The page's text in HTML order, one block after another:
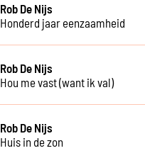
Rob De Nijs
Honderd jaar eenzaamheid
Rob De Nijs
Hou me vast (want ik val)
Rob De Nijs
Huis in de zon